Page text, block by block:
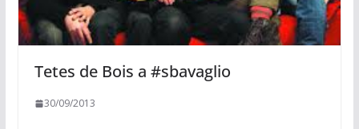
Tetes de Bois a #sbavaglio
30/09/2013